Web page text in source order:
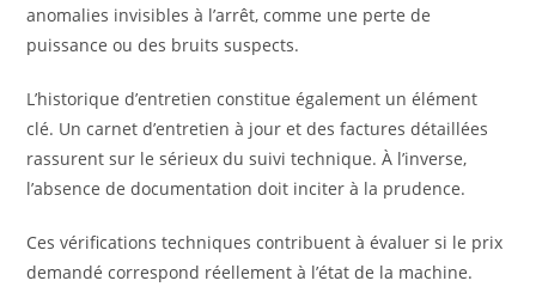
anomalies invisibles à l’arrêt, comme une perte de
puissance ou des bruits suspects.
L’historique d’entretien constitue également un élément
clé. Un carnet d’entretien à jour et des factures détaillées
rassurent sur le sérieux du suivi technique. À l’inverse,
l’absence de documentation doit inciter à la prudence.
Ces vérifications techniques contribuent à évaluer si le prix
demandé correspond réellement à l’état de la machine.